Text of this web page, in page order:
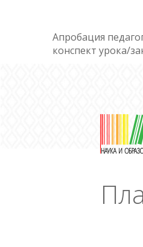
Апробация
конспект урока/